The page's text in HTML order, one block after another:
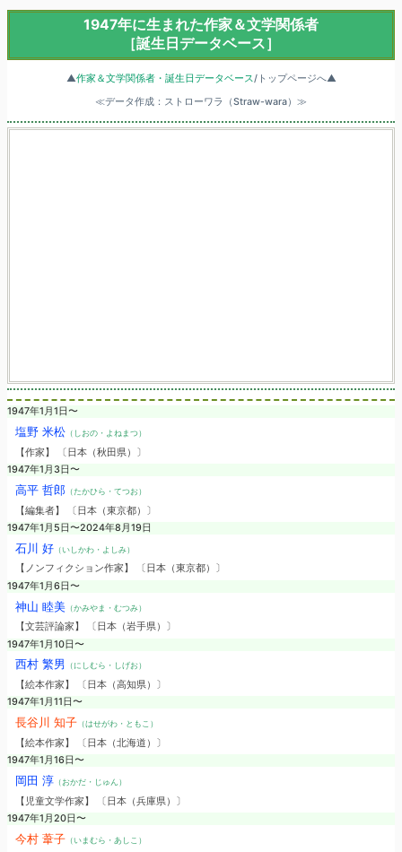
1947年に生まれた作家＆文学関係者
［誕生日データベース］
▲作家＆文学関係者・誕生日データベース/トップページへ▲
≪データ作成：ストローワラ（Straw-wara）≫
1947年1月1日〜
塩野 米松（しおの・よねまつ）
【作家】 〔日本（秋田県）〕
1947年1月3日〜
高平 哲郎（たかひら・てつお）
【編集者】 〔日本（東京都）〕
1947年1月5日〜2024年8月19日
石川 好（いしかわ・よしみ）
【ノンフィクション作家】 〔日本（東京都）〕
1947年1月6日〜
神山 睦美（かみやま・むつみ）
【文芸評論家】 〔日本（岩手県）〕
1947年1月10日〜
西村 繁男 （にしむら・しげお）
【絵本作家】 〔日本（高知県）〕
1947年1月11日〜
長谷川 知子（はせがわ・ともこ）
【絵本作家】 〔日本（北海道）〕
1947年1月16日〜
岡田 淳（おかだ・じゅん）
【児童文学作家】 〔日本（兵庫県）〕
1947年1月20日〜
今村 葦子（いまむら・あしこ）